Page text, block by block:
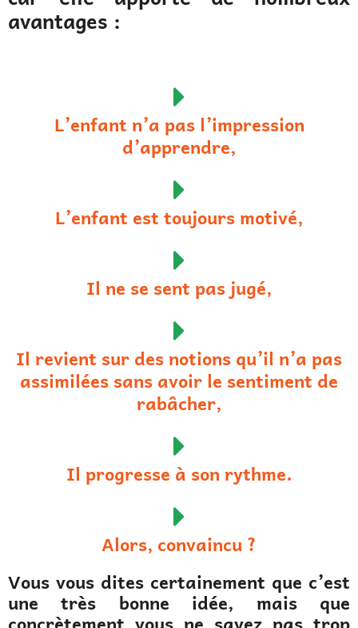
avantages :
L’enfant n’a pas l’impression
d’apprendre,
L’enfant est toujours motivé,
Il ne se sent pas jugé,
Il revient sur des notions qu’il n’a pas
assimilées sans avoir le sentiment de
rabâcher,
Il progresse à son rythme.
Alors, convaincu ?
Vous vous dites certainement que c’est
une très bonne idée, mais que